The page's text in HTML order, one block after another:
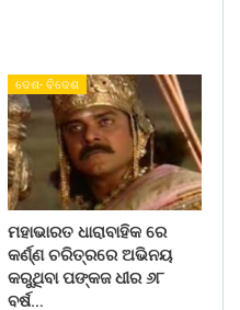
ଦେଶ- ବିଦେଶ
ମହାଭାରତ ଧାରାବାହିକ ରେ
କର୍ଣ୍ଣ ଚରିତ୍ରରେ ଅଭିନୟ
କରୁଥିବା ପଙ୍କଜ ଧୀର ୬୮
ବର୍ଷ…